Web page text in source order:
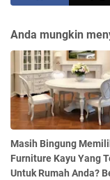
Anda mungkin
Masih Bingung
Furniture Kayu Yang
Untuk Rumah Anda?